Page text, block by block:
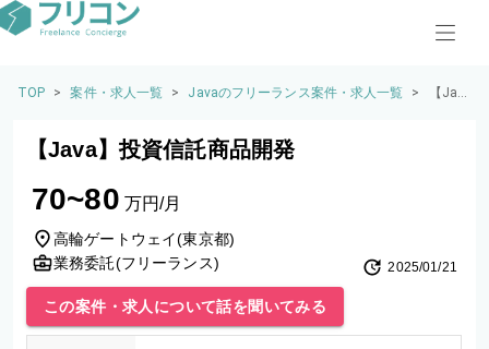
TOP > 案件・求人一覧 > Javaのフリーランス案件・求人一覧 >
【Jav
【Java】投資信託商品開発
70~80 万円/月
高輪ゲートウェイ(東京都)
業務委託(フリーランス)
2025/01/21
この案件・求人について話を聞いてみる